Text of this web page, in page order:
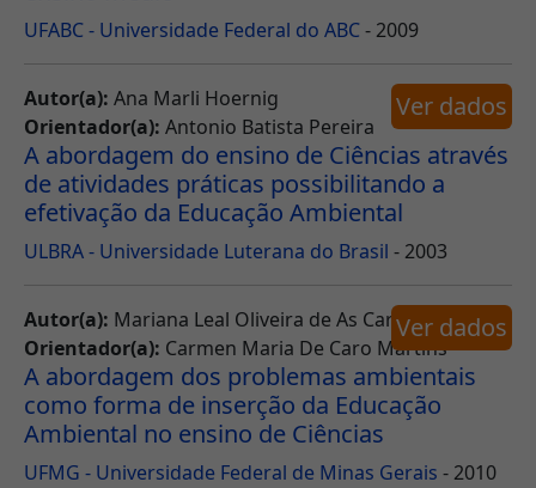
UFABC - Universidade Federal do ABC- 2009
Autor(a): Ana Marli Hoernig
Orientador(a): Antonio Batista Pereira
A abordagem do ensino de Ciências através
de atividades práticas possibilitando a
efetivação da Educação Ambiental
ULBRA - Universidade Luterana do Brasil - 2003
Ver dados
Autor(a): Mariana Leal Oliveira de As Carvalho
Orientador(a): Carmen Maria De Caro Martins
A abordagem dos problemas ambientais
como forma de inserção da Educação
Ambiental no ensino de Ciências
UFMG - Universidade Federal de Minas Gerais - 2010
Ver dados